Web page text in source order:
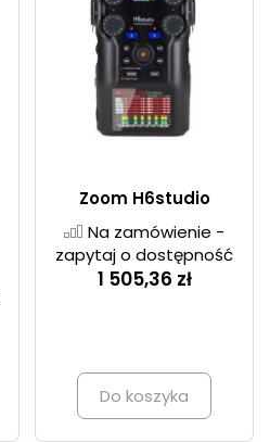
Zoom H6studio
Na zamówienie -
zapytaj o dostępność
1 505,36 zł
Do koszyka